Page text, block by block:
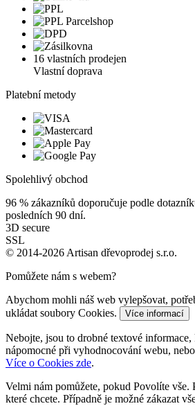
16 vlastních prodejen
Vlastní doprava
Platební metody
Spolehlivý obchod
96 % zákazníků doporučuje podle
posledních 90 dní.
3D secure
SSL
© 2014-2026 Artisan dřevoprodej s.r.o.
Pomůžete nám s webem?
Abychom mohli náš web vylepšovat,
ukládat soubory Cookies.
Více informací
Nebojte, jsou to drobné textové informace,
nápomocné při vyhodnocování webu,
Více o Cookies zde.
Velmi nám pomůžete, pokud Povolíte vše.
které chcete. Případně je možné zákazat